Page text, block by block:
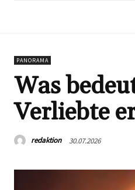
PANORAMA
Was
Verliebte
redaktion 30.07.2026